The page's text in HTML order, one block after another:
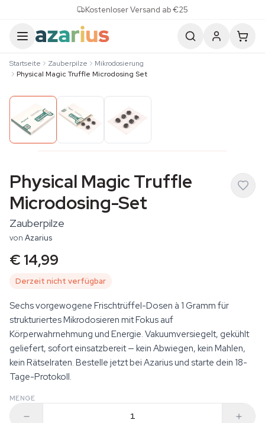
Kostenloser Versand ab €25
Startseite Zauberpilze
Mikrodosierung
Physical Magic Truffle Microdosing Set
Physical Magic Truffle
Microdosing-Set
Zauberpilze
von Azarius
€ 14,99
Derzeit nicht verfügbar
Sechs vorgewogene Frischtrüffel-Dosen à 1 Gramm für
strukturiertes Mikrodosieren mit Fokus auf
Körperwahrnehmung und Energie. Vakuumversiegelt, gekühlt
geliefert, sofort einsatzbereit — kein Abwiegen, kein Mahlen,
kein Rätselraten. Bestelle jetzt bei Azarius und starte dein 18-
Tage-Protokoll.
MENGE